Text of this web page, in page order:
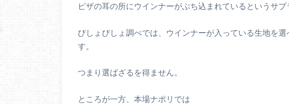
ピザの耳の所にウインナーがぶち込まれているというサプ
びしょびしょ調べでは、ウインナーが入っている生地を
す。
つまり選ばざるを得ません。
ところが一方、本場ナポリでは